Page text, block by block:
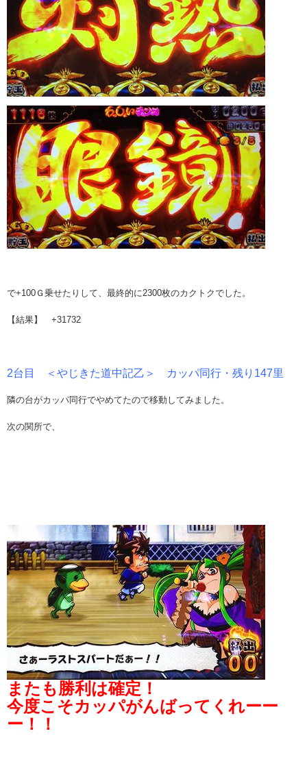
で+100Ｇ乗せたりして、最終的に2300枚のカクトクでした。
【結果】 +31732
2台目 ＜やじきた道中記乙＞ カッパ同行・残り147里
隣の台がカッパ同行でやめてたので移動してみました。
次の関所で、
またも勝利は確定！
今度こそカッパがんばってくれーー
ー！！